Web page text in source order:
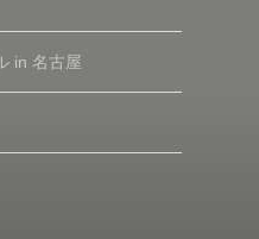
in 名古屋